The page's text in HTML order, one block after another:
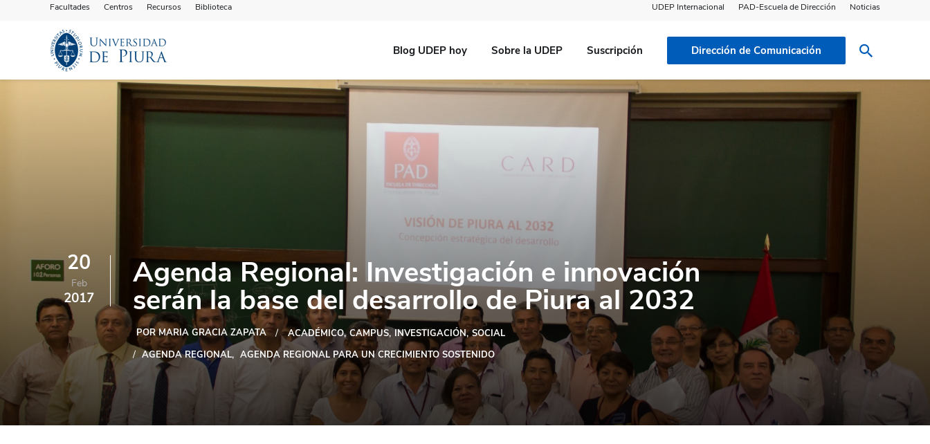
Facultades Centros Recursos Biblioteca UDEP Internacional PAD-Escuela de Dirección Noticias
Blog UDEP hoy Sobre la UDEP Suscripción Dirección de Comunicación
20
Feb
2017
Agenda Regional: Investigación e innovación
serán la base del desarrollo de Piura al 2032
POR MARIA GRACIA ZAPATA ACADÉMICO CAMPUS INVESTIGACIÓN SOCIAL
AGENDA REGIONAL
AGENDA REGIONAL PARA UN CRECIMIENTO SOSTENIDO